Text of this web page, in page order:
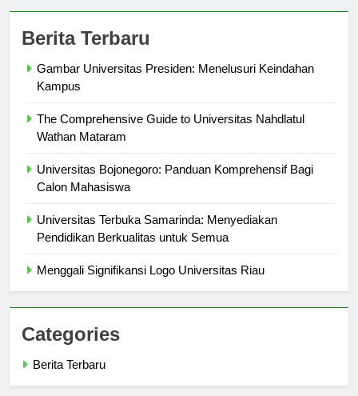
Gambar Universitas Presiden: Menelusuri Keindahan
The Comprehensive Guide to Universitas Nahdlatul
Universitas Bojonegoro: Panduan Komprehensif Bagi
Universitas Terbuka Samarinda: Menyediakan
Categories